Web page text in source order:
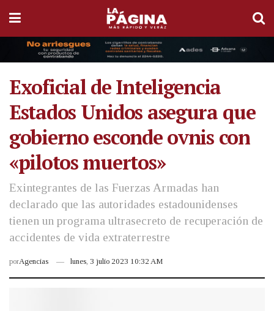
Exoficial de Inteligencia
Estados Unidos asegura que
gobierno esconde ovnis con
«pilotos muertos»
Exintegrantes de las Fuerzas Armadas han
declarado que las autoridades estadounidenses
tienen un programa ultrasecreto de recuperación de
accidentes de vida extraterrestre
porAgencias lunes, 3 julio 2023 10:32 AM